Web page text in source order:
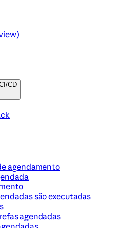
CD
agendamento
são executadas
agendadas